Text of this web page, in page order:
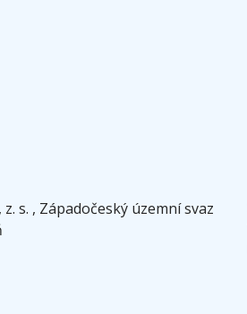
s. , Západočeský územní svaz